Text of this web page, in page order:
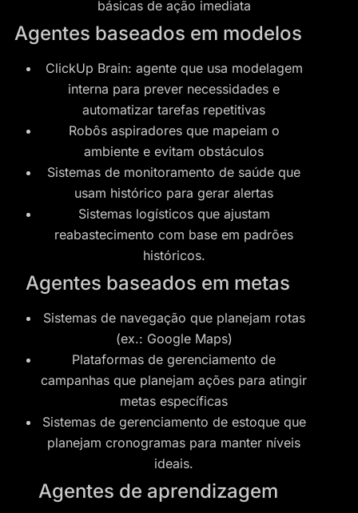
básicas de ação imediata
Agentes baseados em modelos
ClickUp Brain: agente que usa modelagem
interna para prever necessidades e
automatizar tarefas repetitivas
Robôs aspiradores que mapeiam o
ambiente e evitam obstáculos
Sistemas de monitoramento de saúde que
usam histórico para gerar alertas
Sistemas logísticos que ajustam
reabastecimento com base em padrões
históricos.
Agentes baseados em metas
Sistemas de navegação que planejam rotas
(ex.: Google Maps)
Plataformas de gerenciamento de
campanhas que planejam ações para atingir
metas específicas
Sistemas de gerenciamento de estoque que
planejam cronogramas para manter níveis
ideais.
Agentes de aprendizagem